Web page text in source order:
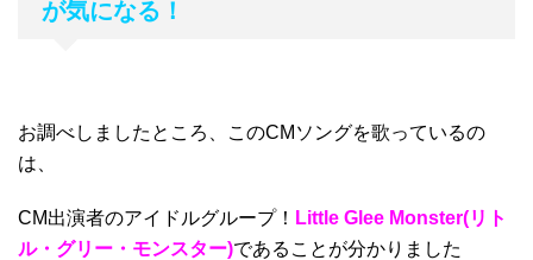
が気になる！
お調べしましたところ、このCMソングを歌っているの
は、
CM出演者のアイドルグループ！ Little Glee Monster(リト
ル・グリー・モンスター)であることが分かりました